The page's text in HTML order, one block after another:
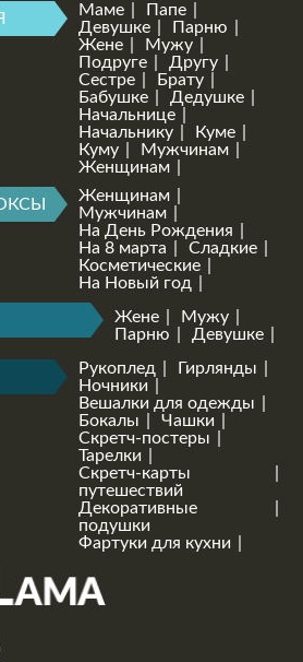
Маме
Папе
Девушке
Парню
Жене
Мужу
Подруге
Другу
Сестре
Брату
Бабушке
Дедушке
Начальнице
Начальнику
Куме
Куму
Мужчинам
Женщинам
Женщинам
Мужчинам
На День Рождения
На 8 марта
Сладкие
Косметические
На Новый год
Жене
Мужу
Парню
Девушке
Рукоплед
Гирлянды
Ночники
Вешалки для одежды
Бокалы
Чашки
Скретч-постеры
Тарелки
Скретч-карты
путешествий
Декоративные
подушки
Фартуки для кухни